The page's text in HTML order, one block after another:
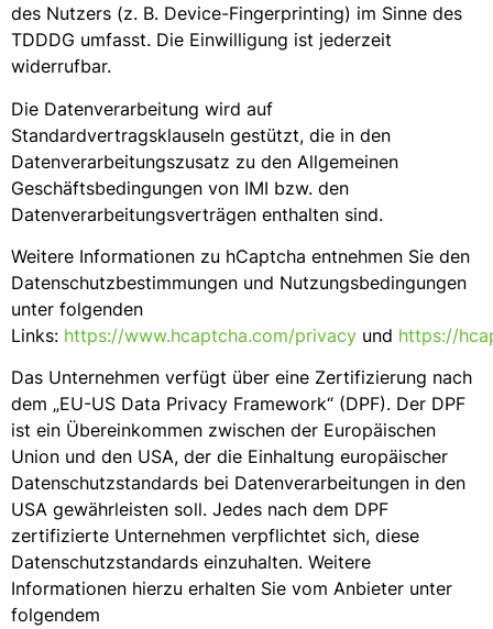
des Nutzers (z. B. Device-Fingerprinting) im Sinne des
TDDDG umfasst. Die Einwilligung ist jederzeit
widerrufbar.
Die Datenverarbeitung wird auf
Standardvertragsklauseln gestützt, die in den
Datenverarbeitungszusatz zu den Allgemeinen
Geschäftsbedingungen von IMI bzw. den
Datenverarbeitungsverträgen enthalten sind.
Weitere Informationen zu hCaptcha entnehmen Sie den
Datenschutzbestimmungen und Nutzungsbedingungen
unter folgenden
Links: https://www.hcaptcha.com/privacy und https://
Das Unternehmen verfügt über eine Zertifizierung nach
dem „EU-US Data Privacy Framework“ (DPF). Der DPF
ist ein Übereinkommen zwischen der Europäischen
Union und den USA, der die Einhaltung europäischer
Datenschutzstandards bei Datenverarbeitungen in den
USA gewährleisten soll. Jedes nach dem DPF
zertifizierte Unternehmen verpflichtet sich, diese
Datenschutzstandards einzuhalten. Weitere
Informationen hierzu erhalten Sie vom Anbieter unter
folgendem